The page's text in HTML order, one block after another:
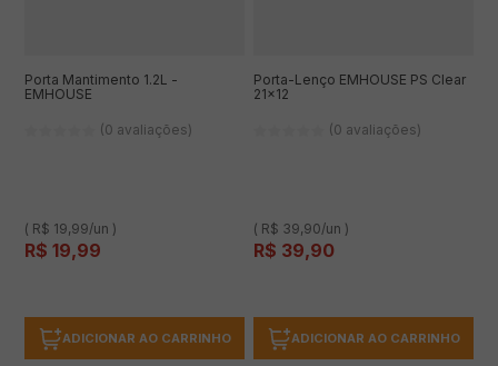
Porta Mantimento 1.2L -
EMHOUSE
(0 avaliações)
( R$ 19,99/un )
R$ 19,99
ADICIONAR AO CARRINHO
Porta-Lenço EMHOUSE PS Clear
21x12
(0 avaliações)
( R$ 39,90/un )
R$ 39,90
ADICIONAR AO CARRINHO